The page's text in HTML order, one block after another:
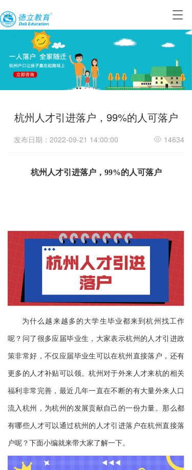
T
e
n
a
g
t
杭州人才引进落户，99%的人可落户
发布日期：2022-09-21 14:00:00 14634
杭州人才引进落户，99%的人可落户
为什么越来越多的大学生毕业都来到杭州找工作
呢？问了很多应届毕业生，大家表示杭州的人才引进政
策非常好，不仅应届毕业生可以在杭州直接落户，还有
更多的人才补贴可以领。杭州对于外来人才来杭的相关
福利非常完善，最近几年一直在不断的有大量外来人口
流入杭州，为杭州的发展贡献自己的一份力量。那么都
有哪些人才可以通过杭州的人才引进落户在杭州直接落
户呢？下面小编就来带大家了解一下。